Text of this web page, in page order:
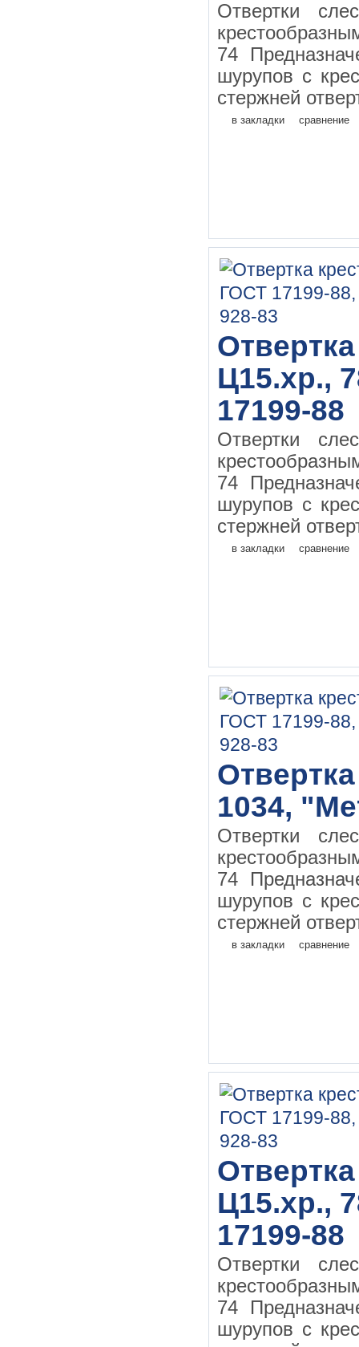
Отвертки
74
шурупов с
стержней
в закладки сравнение
Ц15.хр.,
17199-88
Отвертки
74
шурупов с
стержней
в закладки сравнение
1034,
Отвертки
74
шурупов с
стержней
в закладки сравнение
Ц15.хр.,
17199-88
Отвертки
74
шурупов с